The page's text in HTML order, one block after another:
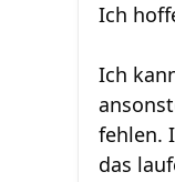
Ich
Ich
fehlen.
das